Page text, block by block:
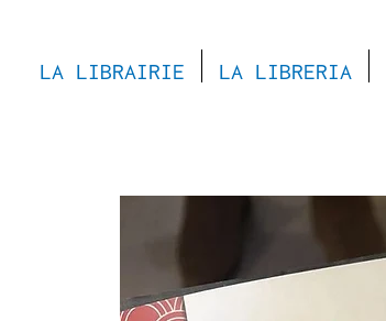
LA LIBRAIRIE LA LIBRERIA